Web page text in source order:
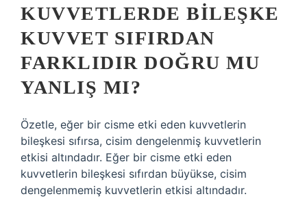
KUVVETLERDE BILEŞKE
KUVVET SIFIRDAN
FARKLIDIR DOĞRU MU
YANLIŞ MI?
Özetle, eğer bir cisme etki eden kuvvetlerin
bileşkesi sıfırsa, cisim dengelenmiş kuvvetlerin
etkisi altındadır. Eğer bir cisme etki eden
kuvvetlerin bileşkesi sıfırdan büyükse, cisim
dengelenmemiş kuvvetlerin etkisi altındadır.